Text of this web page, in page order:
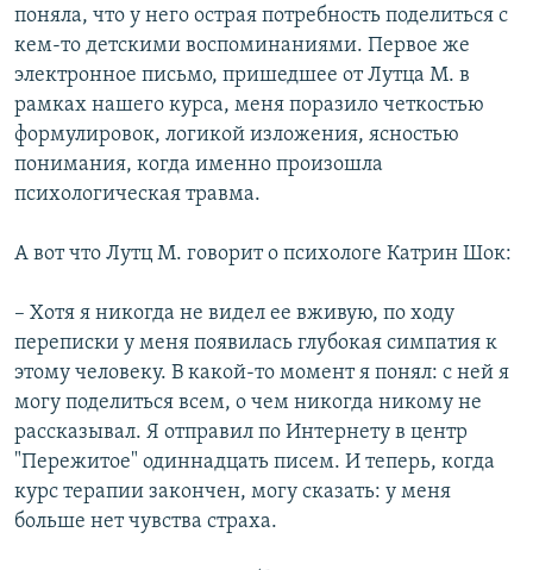
поняла, что у него острая потребность поделиться с
кем-то детскими воспоминаниями. Первое же
электронное письмо, пришедшее от Лутца М. в
рамках нашего курса, меня поразило четкостью
формулировок, логикой изложения, ясностью
понимания, когда именно произошла
психологическая травма.
А вот что Лутц М. говорит о психологе Катрин Шок:
– Хотя я никогда не видел ее вживую, по ходу
переписки у меня появилась глубокая симпатия к
этому человеку. В какой-то момент я понял: с ней я
могу поделиться всем, о чем никогда никому не
рассказывал. Я отправил по Интернету в центр
"Пережитое" одиннадцать писем. И теперь, когда
курс терапии закончен, могу сказать: у меня
больше нет чувства страха.